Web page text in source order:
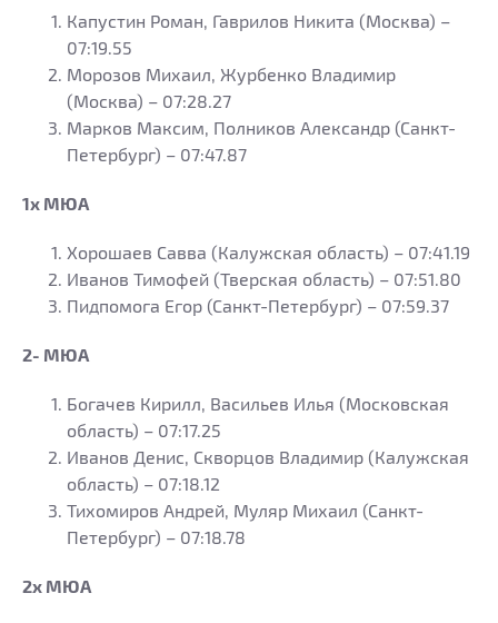
Капустин Роман, Гаврилов Никита (Москва) –
07:19.55
Морозов Михаил, Журбенко Владимир
(Москва) – 07:28.27
Марков Максим, Полников Александр (Санкт-
Петербург) – 07:47.87
1х МЮА
Хорошаев Савва (Калужская область) – 07:41.19
Иванов Тимофей (Тверская область) – 07:51.80
Пидпомога Егор (Санкт-Петербург) – 07:59.37
2- МЮА
Богачев Кирилл, Васильев Илья (Московская
область) – 07:17.25
Иванов Денис, Скворцов Владимир (Калужская
область) – 07:18.12
Тихомиров Андрей, Муляр Михаил (Санкт-
Петербург) – 07:18.78
2х МЮА